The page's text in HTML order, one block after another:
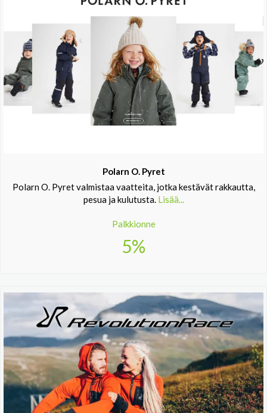
Polarn O. Pyret
Polarn O. Pyret valmistaa vaatteita, jotka kestävät rakkautta,
pesua ja kulutusta. Lisää...
Palkkionne
5%